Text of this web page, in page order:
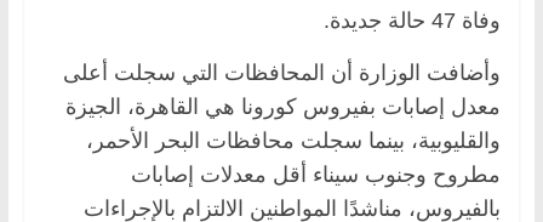
وفاة 47 حالة جديدة.
وأضافت الوزارة أن المحافظات التي سجلت أعلى
معدل إصابات بفيروس كورونا هي القاهرة، الجيزة
والقليوبية، بينما سجلت محافظات البحر الأحمر،
مطروح وجنوب سيناء أقل معدلات إصابات
بالفيروس، مناشدًا المواطنين الالتزام بالإجراءات